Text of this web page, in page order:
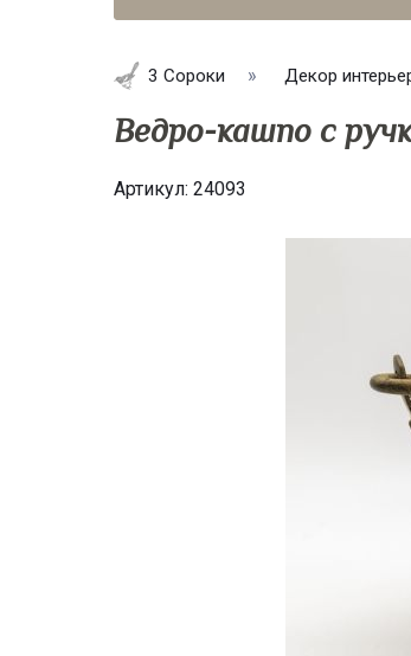
3 Сороки Декор
Ведро-кашпо с
Артикул: 24093